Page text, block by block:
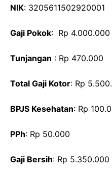
NIK: 3205611502920001
Gaji Pokok: Rp 4.000.000
Tunjangan : Rp 470.000
Total Gaji Kotor: Rp
BPJS Kesehatan: Rp
PPh: Rp 50.000
Gaji Bersih: Rp 5.350.000